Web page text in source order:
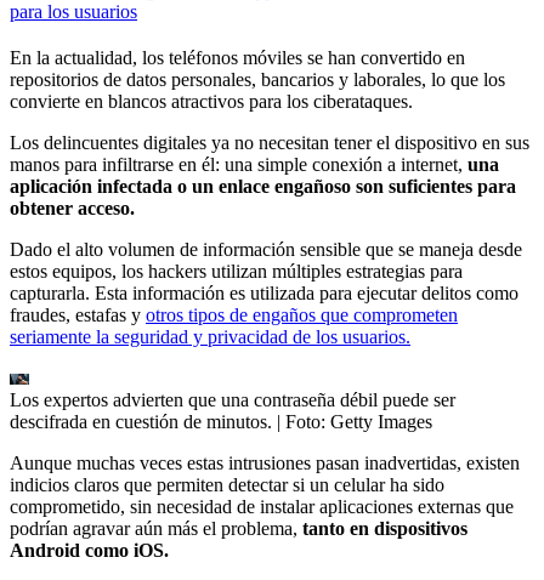
para los usuarios
En la actualidad, los teléfonos móviles se han convertido en
repositorios de datos personales, bancarios y laborales, lo que los
convierte en blancos atractivos para los ciberataques.
Los delincuentes digitales ya no necesitan tener el dispositivo en sus
manos para infiltrarse en él: una simple conexión a internet, una
aplicación infectada o un enlace engañoso son suficientes para
obtener acceso.
Dado el alto volumen de información sensible que se maneja desde
estos equipos, los hackers utilizan múltiples estrategias para
capturarla. Esta información es utilizada para ejecutar delitos como
fraudes, estafas y otros tipos de engaños que comprometen
seriamente la seguridad y privacidad de los usuarios.
Los expertos advierten que una contraseña débil puede ser
descifrada en cuestión de minutos. | Foto: Getty Images
Aunque muchas veces estas intrusiones pasan inadvertidas, existen
indicios claros que permiten detectar si un celular ha sido
comprometido, sin necesidad de instalar aplicaciones externas que
podrían agravar aún más el problema, tanto en dispositivos
Android como iOS.